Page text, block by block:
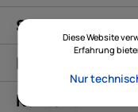
Service
Informationen
Kontakt
Diese Website
Erfahrung
Nur